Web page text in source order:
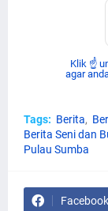
Klik ☝
agar
Tags: Berita
Berita Seni dan
Pulau Sumba
Facebook